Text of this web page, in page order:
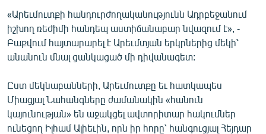
ՂԱՐԱԲԱՂ
ՊԱՏԵՐԱԶՄԻ 6 ՇԱԲԱԹՆԵՐԸ
ՏԱՐԱԾԱՇՐՋԱՆ
ՄԻՋԱԶԳԱՅԻՆ
ՄՇԱԿՈՒՅԹ
ՍՊՈՐՏ
«Արեւմուտքի հանդուրժողականությունն Ադրբեջանում
իշխող ռեժիմի հանդեպ աստիճանաբար նվազում է», -
Բաքվում հայտարարել է Արեւմտյան երկրներից մեկի՝
անանուն մնալ ցանկացած մի դիվանագետ:
Ըստ մեկնաբանների, Արեւմուտքը եւ հատկապես
Միացյալ Նահանգները ժամանակին «հանուն
կայունության» են աջակցել ավտորիտար հակումներ
ունեցող Իլհամ Ալիեւին, որն իր հորը՝ հանգուցյալ Հեյդար